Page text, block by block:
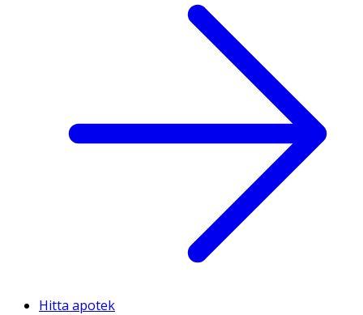
Hitta apotek